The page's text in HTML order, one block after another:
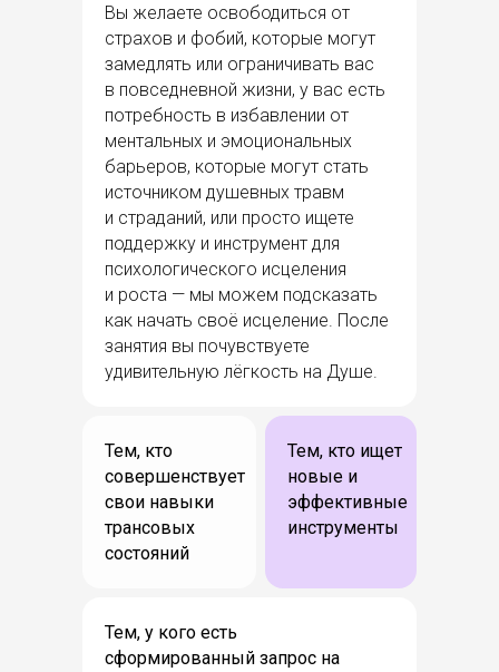
Вы желаете освободиться от
страхов и фобий, которые могут
замедлять или ограничивать вас
в повседневной жизни, у вас есть
потребность в избавлении от
ментальных и эмоциональных
барьеров, которые могут стать
источником душевных травм
и страданий, или просто ищете
поддержку и инструмент для
психологического исцеления
и роста — мы можем подсказать
как начать своё исцеление. После
занятия вы почувствуете
удивительную лёгкость на Душе.
Тем, кто
совершенствует
свои навыки
трансовых
состояний
Тем, у кого есть
сформированный запрос на
Тем, кто ищет
новые и
эффективные
инструменты